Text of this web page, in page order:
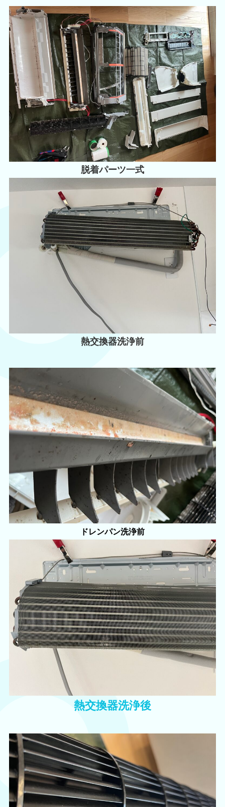
脱着パーツ一式
熱交換器洗浄前
ドレンパン洗浄前
熱交換器洗浄後